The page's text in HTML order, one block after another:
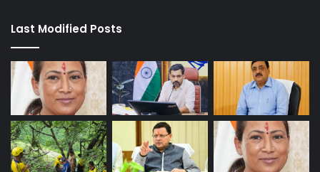
Last Modified Posts